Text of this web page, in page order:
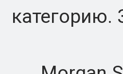
категорию.